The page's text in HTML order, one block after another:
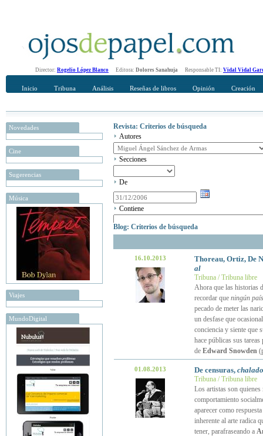
Director: Rogelio López Blanco Editora: Dolores Sanahuja Responsable TI: Vidal Vidal
Inicio Tribuna Análisis Reseñas de libros Opinión Creación
Novedades
Cine
Sugerencias
Música
Viajes
MundoDigital
Revista: Criterios de búsqueda
Autores
Secciones
De
Contiene
Blog: Criterios de búsqueda
16.10.2013
Thoreau, Ortiz, De
al
Tribuna / Tribuna libre
Ahora que las historias
recordar que ningún
pecado de meter las
un desfase que
conciencia y siente que
hace públicas sus
de Edward Snowden
01.08.2013 De censuras,
Tribuna / Tribuna libre
Los artistas son
comportamiento
aparecer como
inherente al arte radica
tener, parafraseando a